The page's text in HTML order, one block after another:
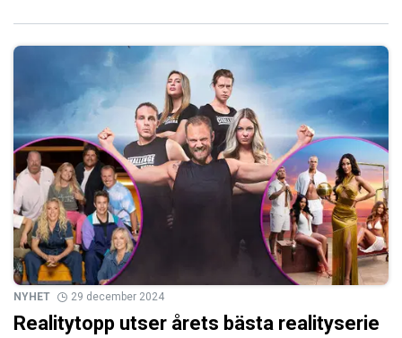
NYHET 29 december 2024
Realitytopp utser årets bästa realityserie